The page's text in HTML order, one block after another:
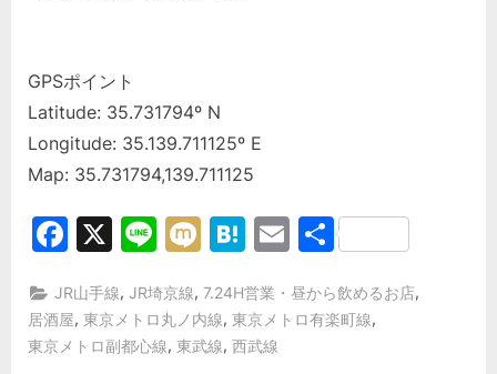
GPSポイント
Latitude: 35.731794º N
Longitude: 35.139.711125º E
Map: 35.731794,139.711125
Facebook
X LineMixiHatena
Email
共
JR山手線, JR埼京線,7.24H営業・昼から飲めるお店,
居酒屋, 東京メトロ丸ノ内線, 東京メトロ有楽町線,
東京メトロ副都心線, 東武線, 西武線